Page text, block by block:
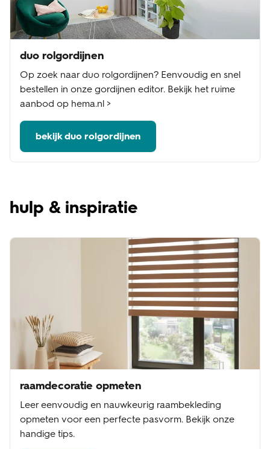
duo rolgordijnen
Op zoek naar duo rolgordijnen? Eenvoudig en snel
bestellen in onze gordijnen editor. Bekijk het ruime
aanbod op hema.nl >
bekijk duo rolgordijnen
hulp & inspiratie
raamdecoratie opmeten
Leer eenvoudig en nauwkeurig raambekleding
opmeten voor een perfecte pasvorm. Bekijk onze
handige tips.